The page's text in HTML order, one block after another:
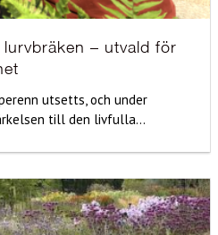
– utvald för
utsetts, och under
till den livfulla...